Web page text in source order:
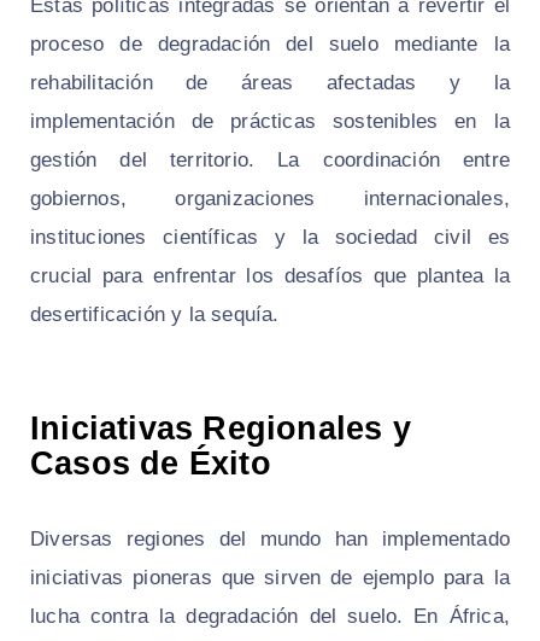
Estas políticas integradas se orientan a revertir el
proceso de degradación del suelo mediante la
rehabilitación de áreas afectadas y la
implementación de prácticas sostenibles en la
gestión del territorio. La coordinación entre
gobiernos, organizaciones internacionales,
instituciones científicas y la sociedad civil es
crucial para enfrentar los desafíos que plantea la
desertificación y la sequía.
Iniciativas Regionales y
Casos de Éxito
Diversas regiones del mundo han implementado
iniciativas pioneras que sirven de ejemplo para la
lucha contra la degradación del suelo. En África,